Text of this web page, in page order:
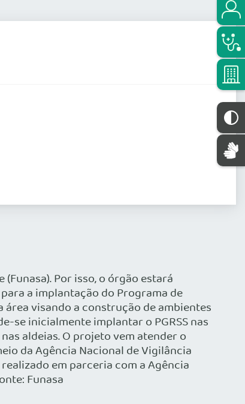
Por isso, o órgão estará
a implantação do Programa de
área visando a construção de ambientes
se inicialmente implantar o PGRSS nas
aldeias. O projeto vem atender o
da Agência Nacional de Vigilância
em parceria com a Agência
Funasa